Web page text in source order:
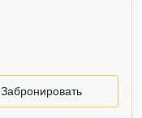
Забронировать